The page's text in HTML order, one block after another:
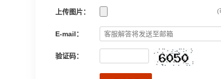
上传图片： (
E-mail：
验证码：